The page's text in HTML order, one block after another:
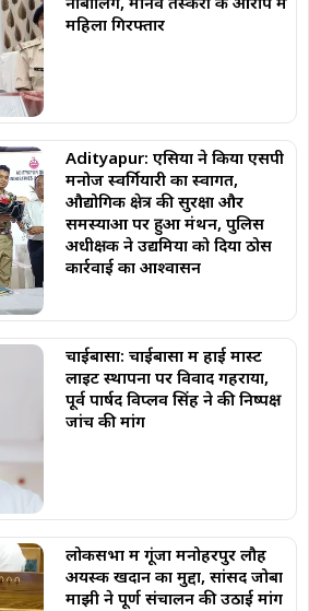
महिला गिरफ्तार
Adityapur: एसिया ने किया एसपी
मनोज स्वर्गियारी का स्वागत,
औद्योगिक क्षेत्र की सुरक्षा और
समस्याओं पर हुआ मंथन, पुलिस
अधीक्षक ने उद्यमियों को दिया ठोस
कार्रवाई का आश्वासन
चाईबासा: चाईबासा में हाई मास्ट
लाइट स्थापना पर विवाद गहराया,
पूर्व पार्षद विप्लव सिंह ने की निष्पक्ष
जांच की मांग
लोकसभा में गूंजा मनोहरपुर लौह
अयस्क खदान का मुद्दा, सांसद जोबा
माझी ने पूर्ण संचालन की उठाई मांग